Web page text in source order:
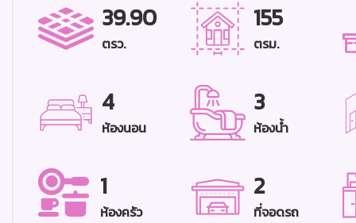
39.90
ตรว.
155
ตรม.
4
ห้องนอน
3
ห้องน้ำ
1
ห้องครัว
2
ที่จอดรถ